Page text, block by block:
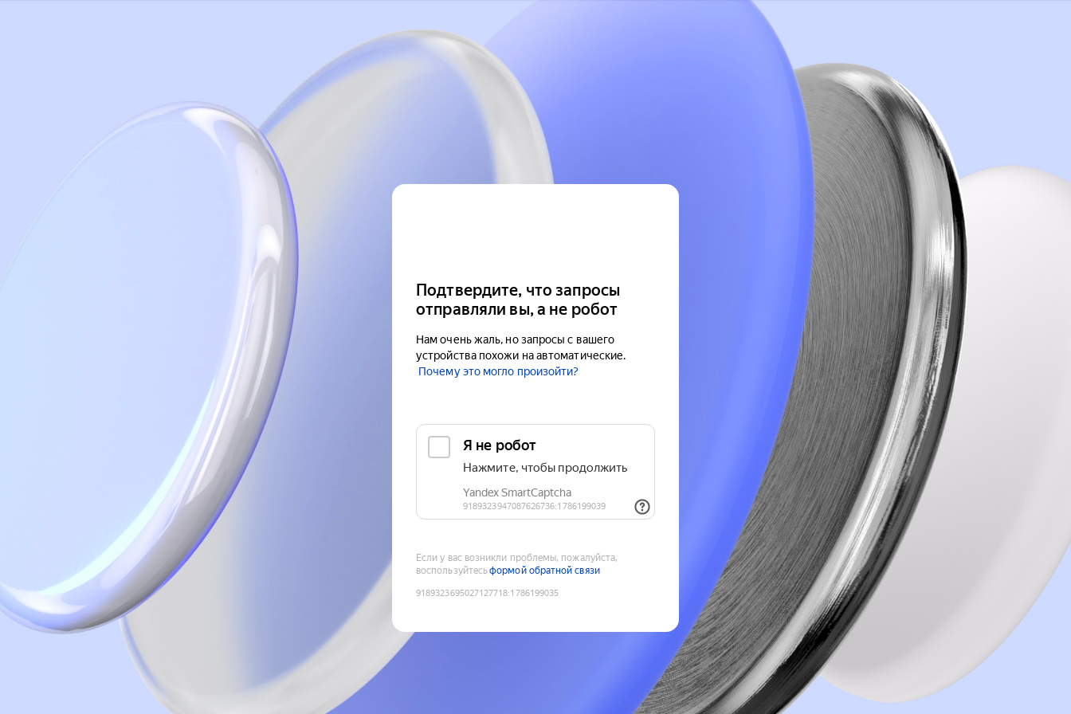
Подтвердите, что запросы
отправляли вы, а не робот
Нам очень жаль, но запросы с вашего
устройства похожи на автоматические.
Почему это могло произойти?
Если у вас возникли проблемы, пожалуйста,
воспользуйтесьформой обратной связи
9189323695027127718:1786199035